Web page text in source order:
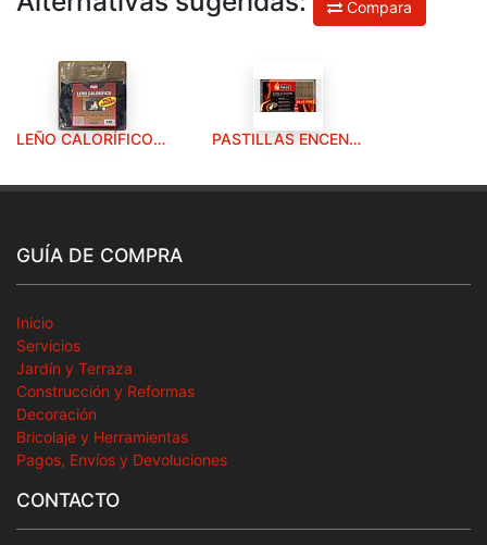
Compara
LEÑO CALORÍFICO PACK 3 UDS PASTILLAS ENCENDEDIDO ECOLOGICAS 24+8 UD
GUÍA DE COMPRA
Inicio
Servicios
Jardín y Terraza
Construcción y Reformas
Decoración
Bricolaje y Herramientas
Pagos, Envíos y Devoluciones
CONTACTO